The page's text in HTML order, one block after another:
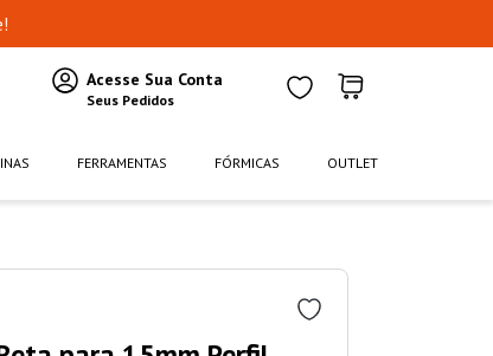
FERRAMENTAS FÓRMICAS OUTLET